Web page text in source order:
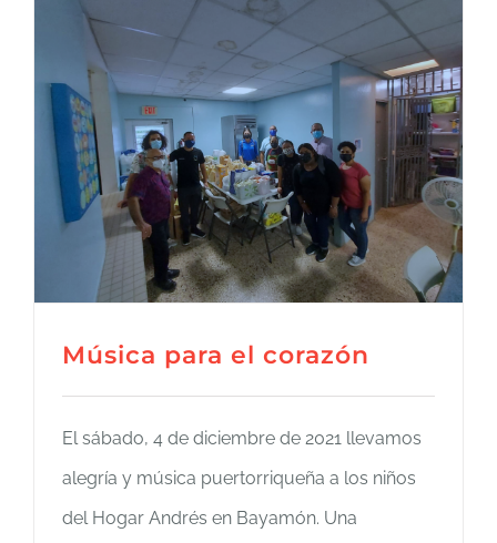
Música para el corazón
El sábado, 4 de diciembre de 2021 llevamos
alegría y música puertorriqueña a los niños
del Hogar Andrés en Bayamón. Una